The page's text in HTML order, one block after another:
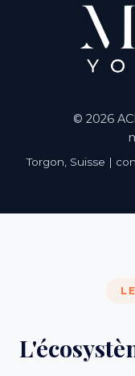
© 2026
Torgon, Suisse |